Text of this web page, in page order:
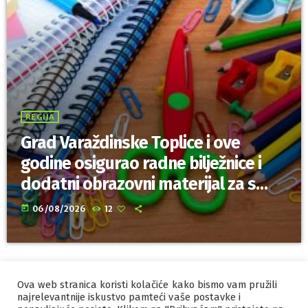
REGIJA
Grad Varaždinske Toplice i ove
godine osigurao radne bilježnice i
dodatni obrazovni materijal za sve
osnovnoškolce
today 06/08/2026 12
IZRADA I HOSTINGORBIS
Ova web stranica koristi kolačiće kako bismo vam pružili
najrelevantnije iskustvo pamteći vaše postavke i